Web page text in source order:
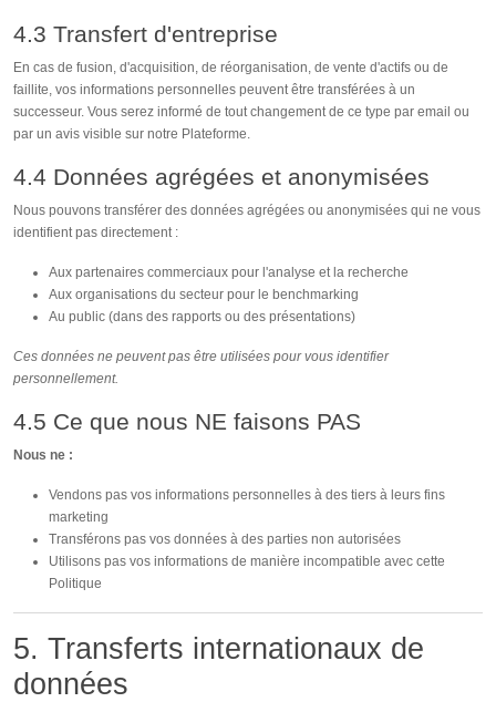
4.3 Transfert d'entreprise
En cas de fusion, d'acquisition, de réorganisation, de vente d'actifs ou de
faillite, vos informations personnelles peuvent être transférées à un
successeur. Vous serez informé de tout changement de ce type par email ou
par un avis visible sur notre Plateforme.
4.4 Données agrégées et anonymisées
Nous pouvons transférer des données agrégées ou anonymisées qui ne vous
identifient pas directement :
Aux partenaires commerciaux pour l'analyse et la recherche
Aux organisations du secteur pour le benchmarking
Au public (dans des rapports ou des présentations)
Ces données ne peuvent pas être utilisées pour vous identifier
personnellement.
4.5 Ce que nous NE faisons PAS
Nous ne :
Vendons pas vos informations personnelles à des tiers à leurs fins
marketing
Transférons pas vos données à des parties non autorisées
Utilisons pas vos informations de manière incompatible avec cette
Politique
5. Transferts internationaux de
données